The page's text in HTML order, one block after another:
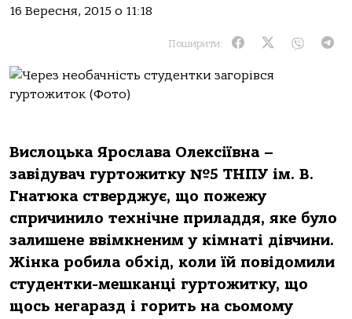
16 Вересня, 2015 о 11:18
Поширити:
Вислоцька Ярослава Олексіївна –
завідувач гуртожитку №5 ТНПУ ім. В.
Гнатюка стверджує, що пожежу
спричинило технічне приладдя, яке було
залишене ввімкненим у кімнаті дівчини.
Жінка робила обхід, коли їй повідомили
студентки-мешканці гуртожитку, що
щось негаразд і горить на сьомому